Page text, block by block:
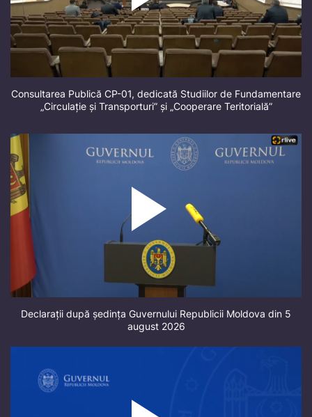
Consultarea Publică CP-01, dedicată Studiilor de Fundamentare
„Circulație și Transporturi” și „Cooperare Teritorială”
Declarații după ședința Guvernului Republicii Moldova din 5
august 2026